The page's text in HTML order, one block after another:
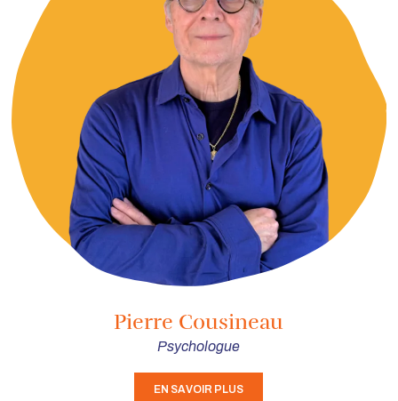
Pierre Cousineau
Psychologue
EN SAVOIR PLUS